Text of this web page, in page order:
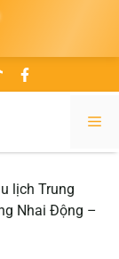
lịch Trung
Nhai Động –